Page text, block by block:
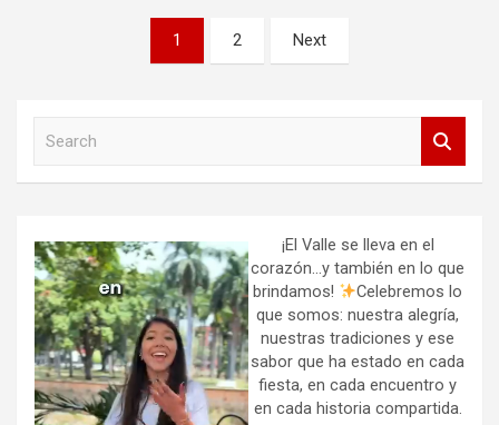
1 2 Next
h
¡El Valle se lleva en el
corazón…y también en lo que
brindamos!
Celebremos lo
que somos: nuestra alegría,
nuestras tradiciones y ese
sabor que ha estado en cada
fiesta, en cada encuentro y
en cada historia compartida.